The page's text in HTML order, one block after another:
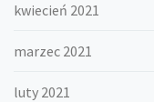
kwiecień 2021
marzec 2021
luty 2021